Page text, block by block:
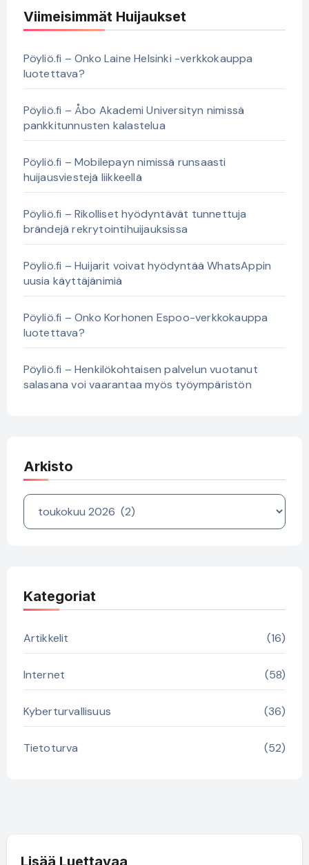
Viimeisimmät Huijaukset
Pöyliö.fi – Onko Laine Helsinki -verkkokauppa
luotettava?
Pöyliö.fi – Åbo Akademi Universityn nimissä
pankkitunnusten kalastelua
Pöyliö.fi – Mobilepayn nimissä runsaasti
huijausviestejä liikkeellä
Pöyliö.fi – Rikolliset hyödyntävät tunnettuja
brändejä rekrytointihuijauksissa
Pöyliö.fi – Huijarit voivat hyödyntää WhatsAppin
uusia käyttäjänimiä
Pöyliö.fi – Onko Korhonen Espoo-verkkokauppa
luotettava?
Pöyliö.fi – Henkilökohtaisen palvelun vuotanut
salasana voi vaarantaa myös työympäristön
Arkisto
Arkisto
Kategoriat
Artikkelit (16)
Internet (58)
Kyberturvallisuus (36)
Tietoturva (52)
Lisää Luettavaa